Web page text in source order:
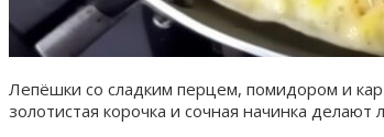
Лепёшки со сладким перцем, помидором и
золотистая корочка и сочная начинка